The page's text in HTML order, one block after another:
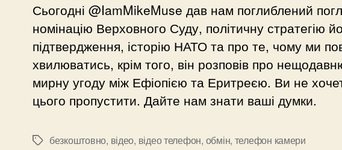
Сьогодні @IamMikeMuse дав нам поглиблений
номінацію Верховного Суду, політичну стратегію
підтвердження, історію НАТО та про те, чому ми
хвилюватись, крім того, він розповів про
мирну угоду між Ефіопією та Еритреєю. Ви не
цього пропустити. Дайте нам знати ваші думки.
Позначки
безкоштовно, відео, відео телефон, обмін, телефон камери